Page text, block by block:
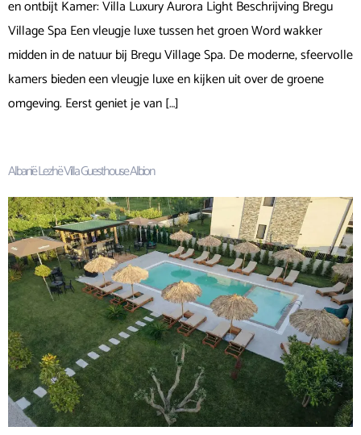
en ontbijt Kamer: Villa Luxury Aurora Light Beschrijving Bregu
Village Spa Een vleugje luxe tussen het groen Word wakker
midden in de natuur bij Bregu Village Spa. De moderne, sfeervolle
kamers bieden een vleugje luxe en kijken uit over de groene
omgeving. Eerst geniet je van […]
Albanië Lezhë Villa Guesthouse Albion